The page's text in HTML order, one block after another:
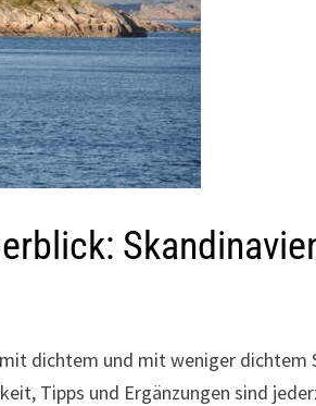
dichtem und mit weniger dichtem
Tipps und Ergänzungen sind